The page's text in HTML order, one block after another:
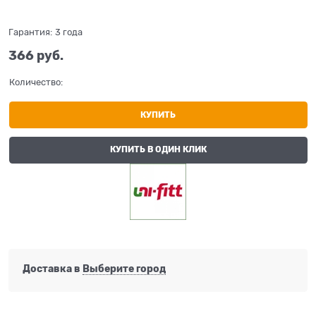
Гарантия: 3 года
366 руб.
Количество:
КУПИТЬ
КУПИТЬ В ОДИН КЛИК
Доставка в Выберите город